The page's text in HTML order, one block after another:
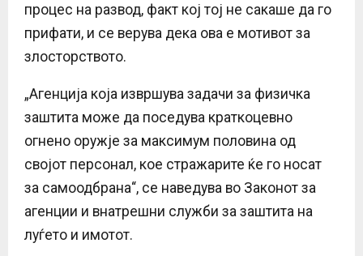
процес на развод, факт кој тој не сакаше да го
прифати, и се верува дека ова е мотивот за
злосторството.
„Агенција која извршува задачи за физичка
заштита може да поседува краткоцевно
огнено оружје за максимум половина од
својот персонал, кое стражарите ќе го носат
за самоодбрана“, се наведува во Законот за
агенции и внатрешни служби за заштита на
луѓето и имотот.